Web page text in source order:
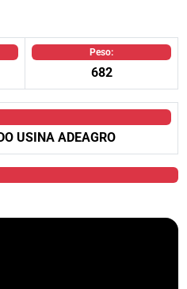
Peso:
682
USINA ADEAGRO